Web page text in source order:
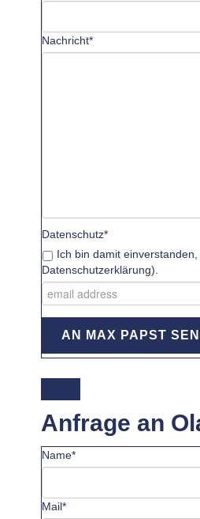
Nachricht*
Datenschutz*
Ich bin damit
Datenschutzerklärung).
AN MAX PAPST
Anfrage an
Name*
Mail*